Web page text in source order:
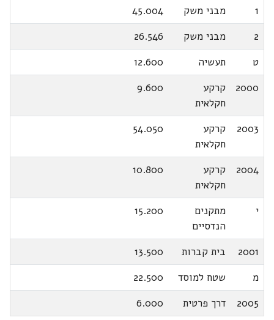
1 מבני משק
45.004
2
מבני משק
26.546
ט
תעשיה
12.600
2000
קרקע
חקלאית
9.600
2003
קרקע
חקלאית
54.050
2004
קרקע
חקלאית
10.800
י
מתקנים
הנדסיים
15.200
2001 בית קברות
13.500
מ
שטח למוסד
22.500
2005
דרך פרטית 6.000